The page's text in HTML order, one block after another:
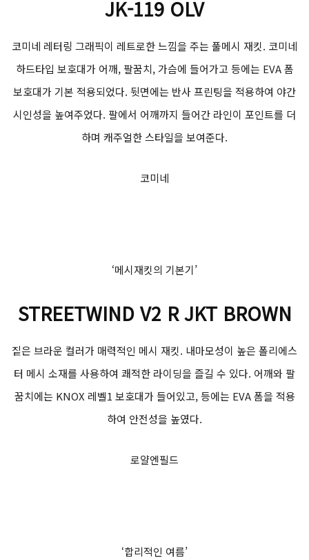
JK-119 OLV
코미네 레터링 그래픽이 레트로한 느낌을 주는 풀메시 재킷. 코미네
하드타입 보호대가 어깨, 팔꿈치, 가슴에 들어가고 등에는 EVA 폼
보호대가 기본 적용되었다. 뒷면에는 반사 프린팅을 적용하여 야간
시인성을 높여주었다. 팔에서 어깨까지 들어간 라인이 포인트를 더
하며 캐주얼한 스타일을 보여준다.
코미네
‘메시재킷의 기본기’
STREETWIND V2 R JKT BROWN
짙은 브라운 컬러가 매력적인 메시 재킷. 내마모성이 높은 폴리에스
터 메시 소재를 사용하여 쾌적한 라이딩을 즐길 수 있다. 어깨와 팔
꿈치에는 KNOX 레벨1 보호대가 들어있고, 등에는 EVA 폼을 적용
하여 안전성을 높였다.
로얄엔필드
‘합리적인 여름’